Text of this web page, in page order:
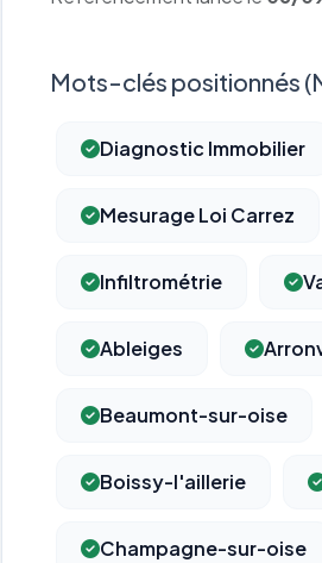
Mots-clés positionnés
Diagnostic Immobilier
Mesurage Loi Carrez
Infiltrométrie
Ableiges
Beaumont-sur-oise
Boissy-l'aillerie
Champagne-sur-oise